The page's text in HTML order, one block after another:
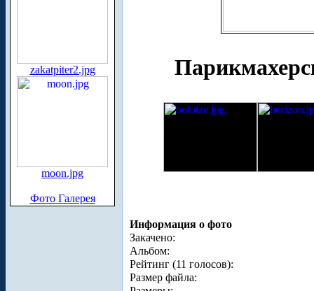
zakatpiter2.jpg
moon.jpg
Фото Галерея
Информация о фото
Закачено:
Альбом:
Рейтинг (11 голосов):
Размер файла: